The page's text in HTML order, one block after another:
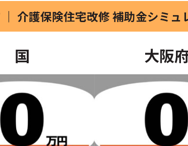
｜ 介護保険住宅改修 補助金シミュ
国 大阪